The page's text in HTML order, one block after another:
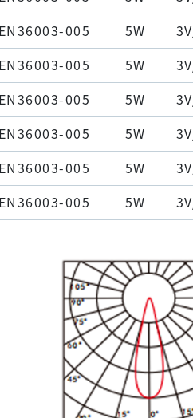
EN36003-005 5W
EN36003-005 5W
EN36003-005 5W
EN36003-005 5W
EN36003-005 5W
EN36003-005 5W